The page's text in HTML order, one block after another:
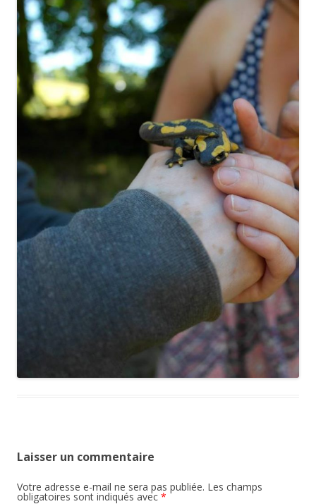
Laisser un commentaire
Votre adresse e-mail ne sera pas publiée. Les champs
obligatoires sont indiqués avec *